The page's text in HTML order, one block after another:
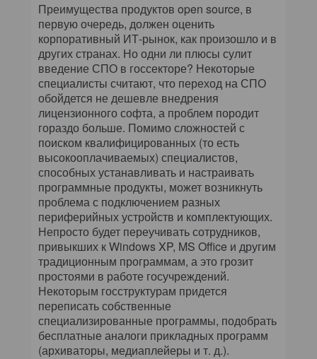
Преимущества продуктов open source, в
первую очередь, должен оценить
корпоративный ИТ-рынок, как произошло и в
других странах. Но одни ли плюсы сулит
введение СПО в госсекторе? Некоторые
специалисты считают, что переход на СПО
обойдется не дешевле внедрения
лицензионного софта, а проблем породит
гораздо больше. Помимо сложностей с
поиском квалифицированных (то есть
высокооплачиваемых) специалистов,
способных устанавливать и настраивать
программные продукты, может возникнуть
проблема с подключением разных
периферийных устройств и комплектующих.
Непросто будет переучивать сотрудников,
привыкших к Windows XP, MS Office и другим
традиционным программам, а это грозит
простоями в работе госучреждений.
Некоторым госструктурам придется
переписать собственные
специализированные программы, подобрать
бесплатные аналоги прикладных программ
(архиваторы, медиаплейеры и т. д.).